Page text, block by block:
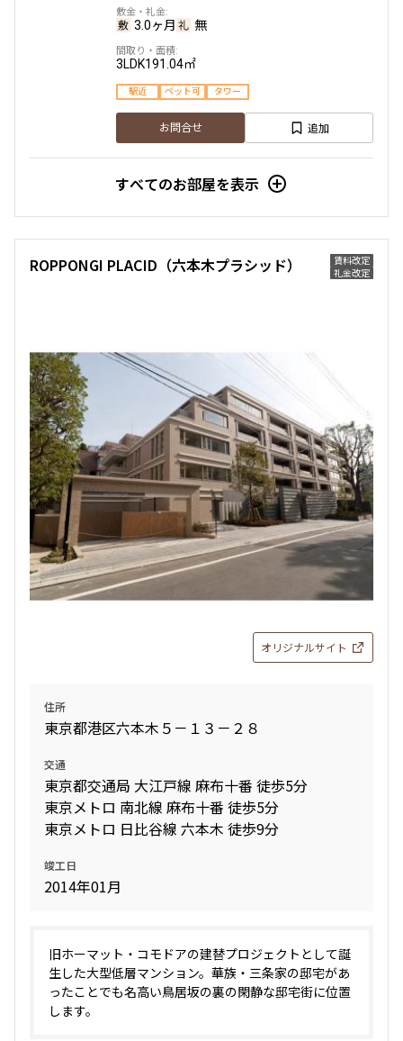
3.0ヶ月 無
3LDK191.04㎡
駅近 ペット可 タワー
お問合せ 追加
すべてのお部屋を表示
賃料改定
礼金改定
ROPPONGI PLACID（六本木プラシッド）
オリジナルサイト
住所
東京都港区六本木５－１３－２８
交通
東京都交通局 大江戸線 麻布十番 徒歩5分
東京メトロ 南北線 麻布十番 徒歩5分
東京メトロ 日比谷線 六本木 徒歩9分
竣工日
2014年01月
旧ホーマット・コモドアの建替プロジェクトとして誕
生した大型低層マンション。華族・三条家の邸宅があ
ったことでも名高い鳥居坂の裏の閑静な邸宅街に位置
します。